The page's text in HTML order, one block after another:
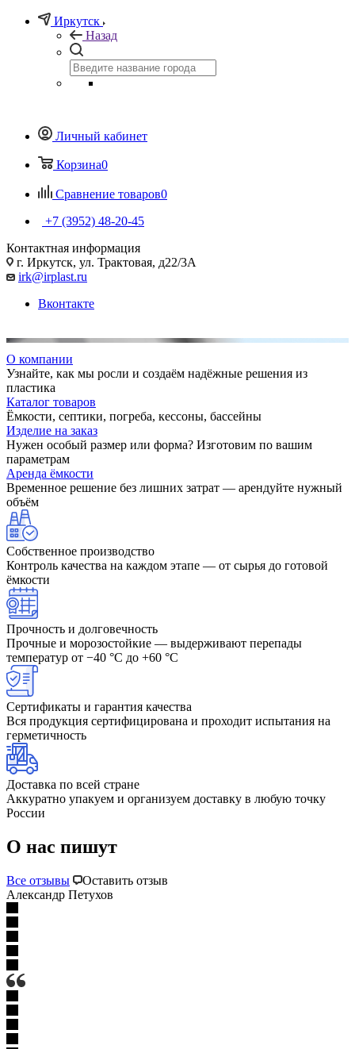
Иркутск
Назад
Личный кабинет
Корзина0
Сравнение товаров0
+7 (3952) 48-20-45
Контактная информация
г. Иркутск, ул. Трактовая, д22/3А
irk@irplast.ru
Вконтакте
О компании
Узнайте, как мы росли и создаём надёжные решения из
пластика
Каталог товаров
Ёмкости, септики, погреба, кессоны, бассейны
Изделие на заказ
Нужен особый размер или форма? Изготовим по вашим
параметрам
Аренда ёмкости
Временное решение без лишних затрат — арендуйте нужный
объём
Собственное производство
Контроль качества на каждом этапе — от сырья до готовой
ёмкости
Прочность и долговечность
Прочные и морозостойкие — выдерживают перепады
температур от −40 °C до +60 °C
Сертификаты и гарантия качества
Вся продукция сертифицирована и проходит испытания на
герметичность
Доставка по всей стране
Аккуратно упакуем и организуем доставку в любую точку
России
О нас пишут
Все отзывы
Оставить отзыв
Александр Петухов